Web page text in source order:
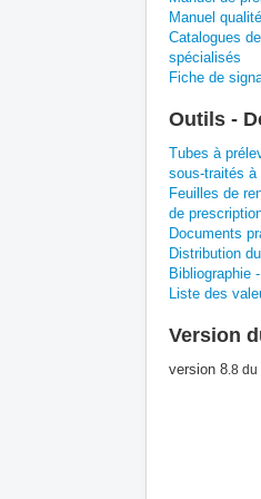
Manuel
Catalogues
spécialisés
Fiche de
Outils -
Tubes à
sous-traités à
Feuilles de
de
Documents
Distribution
Bibliographie
Liste des
Version
version 8.8 du